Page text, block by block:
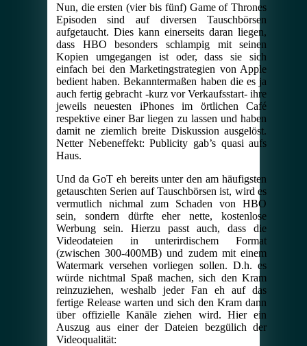
Nun, die ersten (vier bis fünf) Game of Thrones
Episoden sind auf diversen Tauschbörsen
aufgetaucht. Dies kann einerseits daran liegen,
dass HBO besonders schlampig mit seinen
Kopien umgegangen ist oder, dass sie sich
einfach bei den Marketingstrategien von Apple
bedient haben. Bekanntermaßen haben die es ja
auch fertig gebracht -kurz vor Verkaufsstart- ihre
jeweils neuesten iPhones im örtlichen Café
respektive einer Bar liegen zu lassen und haben
damit ne ziemlich breite Diskussion ausgelöst.
Netter Nebeneffekt: Publicity gab’s quasi aufs
Haus.
Und da GoT eh bereits unter den am häufigsten
getauschten Serien auf Tauschbörsen ist, wird es
vermutlich nichmal zum Schaden von HBO
sein, sondern dürfte eher nette, kostenlose
Werbung sein. Hierzu passt auch, dass die
Videodateien in unterirdischem Format
(zwischen 300-400MB) und zudem mit einem
Watermark versehen vorliegen sollen. D.h. es
würde nichtmal Spaß machen, sich den Kram
reinzuziehen, weshalb jeder Fan eh auf das
fertige Release warten und sich den Kram dann
über offizielle Kanäle ziehen wird. Hier ein
Auszug aus einer der Dateien bezgülich der
Videoqualität: